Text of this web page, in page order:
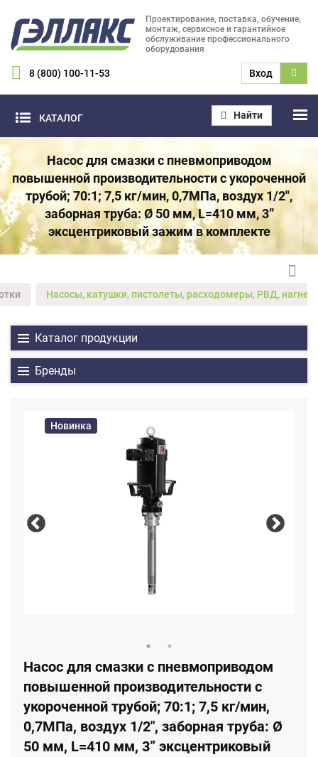
Проектирование, поставка, обучение,
монтаж, сервисное и гарантийное
обслуживание профессионального
оборудования
8 (800) 100-11-53 Вход
КАТАЛОГ Найти
Насос для смазки с пневмоприводом
повышенной производительности с укороченной
трубой; 70:1; 7,5 кг/мин, 0,7МПа, воздух 1/2",
заборная труба: Ø 50 мм, L=410 мм, 3”
эксцентриковый зажим в комплекте
Насосы, катушки, пистолеты, расходомеры, РВД,
Каталог продукции
Бренды
Новинка
Насос для смазки с пневмоприводом
повышенной производительности с
укороченной трубой; 70:1; 7,5 кг/мин,
0,7МПа, воздух 1/2", заборная труба: Ø
50 мм, L=410 мм, 3” эксцентриковый